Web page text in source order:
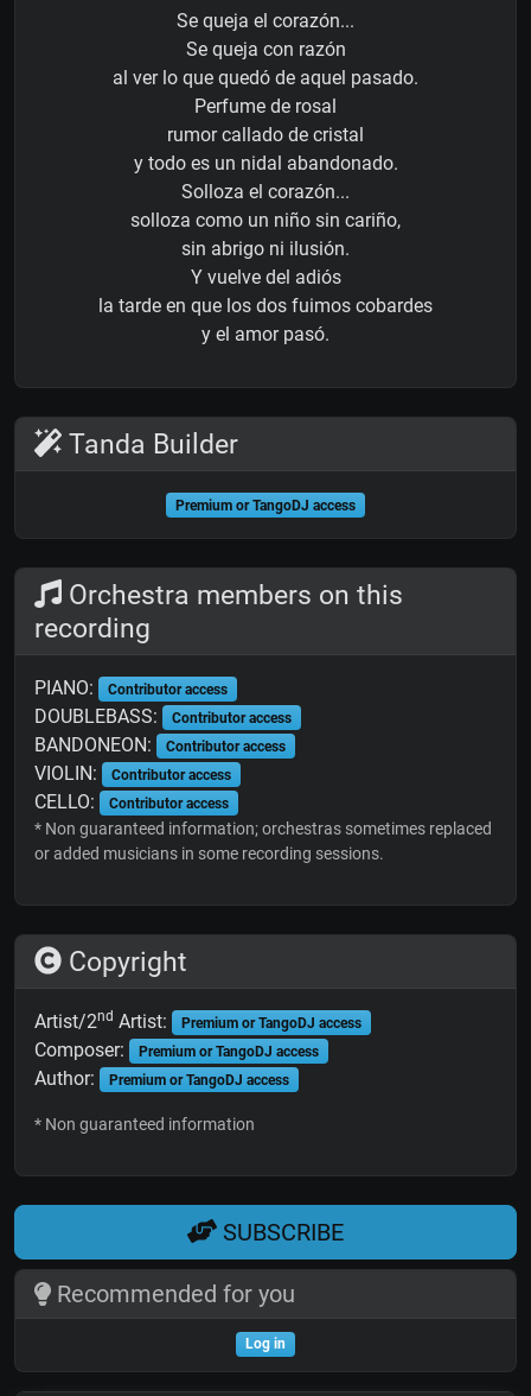
Se queja el corazón...
Se queja con razón
al ver lo que quedó de aquel pasado.
Perfume de rosal
rumor callado de cristal
y todo es un nidal abandonado.
Solloza el corazón...
solloza como un niño sin cariño,
sin abrigo ni ilusión.
Y vuelve del adiós
la tarde en que los dos fuimos cobardes
y el amor pasó.
Tanda Builder
Premium or TangoDJ access
Orchestra members on this
recording
PIANO: Contributor access
DOUBLEBASS: Contributor access
BANDONEON: Contributor access
VIOLIN: Contributor access
CELLO: Contributor access
* Non guaranteed information; orchestras sometimes replaced
or added musicians in some recording sessions.
Copyright
Artist/2nd Artist: Premium or TangoDJ access
Composer: Premium or TangoDJ access
Author: Premium or TangoDJ access
* Non guaranteed information
SUBSCRIBE
Recommended for you
Log in